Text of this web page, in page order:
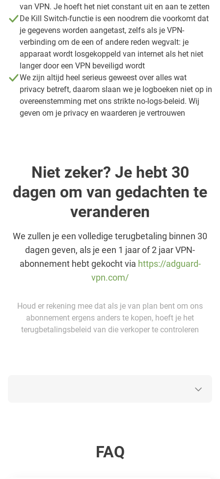
van VPN. Je hoeft het niet constant uit en aan te zetten
De Kill Switch-functie is een noodrem die voorkomt dat
je gegevens worden aangetast, zelfs als je VPN-
verbinding om de een of andere reden wegvalt: je
apparaat wordt losgekoppeld van internet als het niet
langer door een VPN beveiligd wordt
We zijn altijd heel serieus geweest over alles wat
privacy betreft, daarom slaan we je logboeken niet op in
overeenstemming met ons strikte no-logs-beleid. Wij
geven om je privacy en waarderen je vertrouwen
Niet zeker? Je hebt 30
dagen om van gedachten te
veranderen
We zullen je een volledige terugbetaling binnen 30
dagen geven, als je een 1 jaar of 2 jaar VPN-
abonnement hebt gekocht via https://adguard-
vpn.com/
Houd er rekening mee dat als je van plan bent om ons
abonnement ergens anders te kopen, hoeft je het
terugbetalingsbeleid van die verkoper te controleren
FAQ